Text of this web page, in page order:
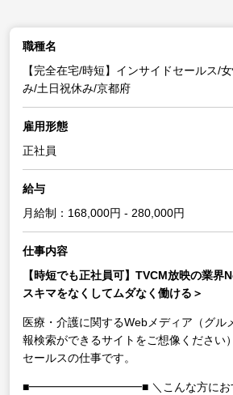
職種名
【完全在宅/時短】インサイドセールス/
み/土日祝休み/京都府
雇用形態
正社員
給与
月給制：168,000円 - 280,000円
仕事内容
【時短でも正社員可】TVCM放映の業界
スキマをなくしてムダなく働ける＞
医療・介護に関するWebメディア（グル
報検索ができるサイトをご想像ください
セールスの仕事です。
■━━━━━━━━━━■ ＼こんな方に